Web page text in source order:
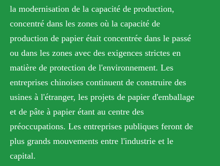
la modernisation de la capacité de production,
concentré dans les zones où la capacité de
production de papier était concentrée dans le passé
ou dans les zones avec des exigences strictes en
matière de protection de l'environnement. Les
entreprises chinoises continuent de construire des
usines à l'étranger, les projets de papier d'emballage
et de pâte à papier étant au centre des
préoccupations. Les entreprises publiques feront de
plus grands mouvements entre l'industrie et le
capital.